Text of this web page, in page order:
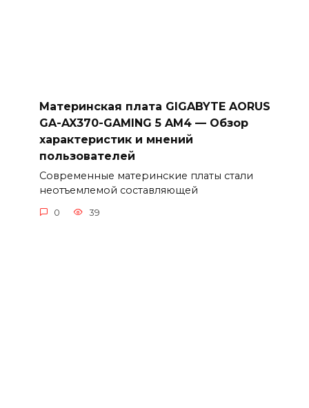
Материнская плата GIGABYTE AORUS
GA-AX370-GAMING 5 AM4 — Обзор
характеристик и мнений
пользователей
Современные материнские платы стали
неотъемлемой составляющей
0 39